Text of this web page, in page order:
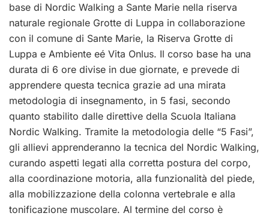
base di Nordic Walking a Sante Marie nella riserva
naturale regionale Grotte di Luppa in collaborazione
con il comune di Sante Marie, la Riserva Grotte di
Luppa e Ambiente eé Vita Onlus. Il corso base ha una
durata di 6 ore divise in due giornate, e prevede di
apprendere questa tecnica grazie ad una mirata
metodologia di insegnamento, in 5 fasi, secondo
quanto stabilito dalle direttive della Scuola Italiana
Nordic Walking. Tramite la metodologia delle “5 Fasi”,
gli allievi apprenderanno la tecnica del Nordic Walking,
curando aspetti legati alla corretta postura del corpo,
alla coordinazione motoria, alla funzionalità del piede,
alla mobilizzazione della colonna vertebrale e alla
tonificazione muscolare. Al termine del corso è